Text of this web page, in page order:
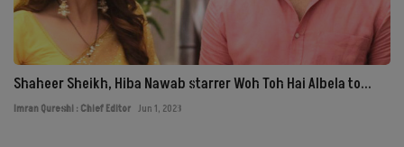
Shaheer Sheikh, Hiba Nawab starrer Woh Toh Hai Albela to...
Imran Qureshi : Chief Editor Jun 1, 2023